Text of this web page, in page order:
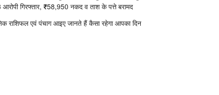
आरोपी गिरफ्तार, ₹58,950 नकद व ताश के पत्ते बरामद
राशिफल एवं पंचाग आइए जानते हैं कैसा रहेगा आपका दिन